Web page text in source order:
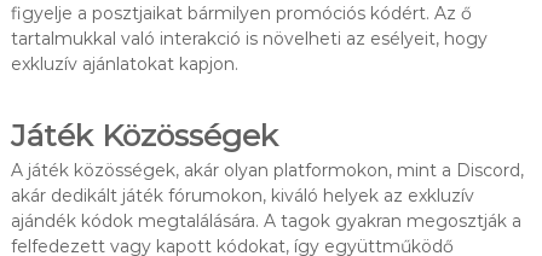
figyelje a posztjaikat bármilyen promóciós kódért. Az ő
tartalmukkal való interakció is növelheti az esélyeit, hogy
exkluzív ajánlatokat kapjon.
Játék Közösségek
A játék közösségek, akár olyan platformokon, mint a Discord,
akár dedikált játék fórumokon, kiváló helyek az exkluzív
ajándék kódok megtalálására. A tagok gyakran megosztják a
felfedezett vagy kapott kódokat, így együttműködő